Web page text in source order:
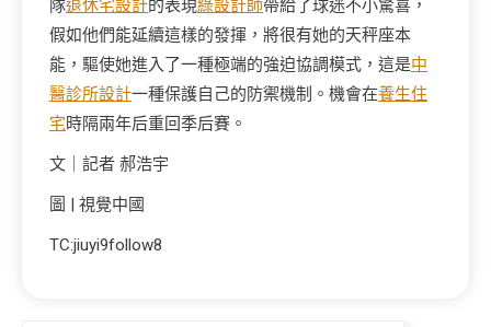
隊退休宅設計的表現綠設計師帶給了球迷不小驚喜，
假如他們能延續這樣的發揮，將很有她的天秤座本
能，驅使她進入了一種極端的強迫協調模式，這是中
醫診所設計一種保護自己的防禦機制。機會在養生住
宅時隔兩年后重回季后賽。
文｜記者 郝浩宇
圖 | 視覺中國
TC:jiuyi9follow8